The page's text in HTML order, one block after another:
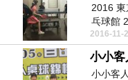
2016
乓球館
2016-11-
小小客